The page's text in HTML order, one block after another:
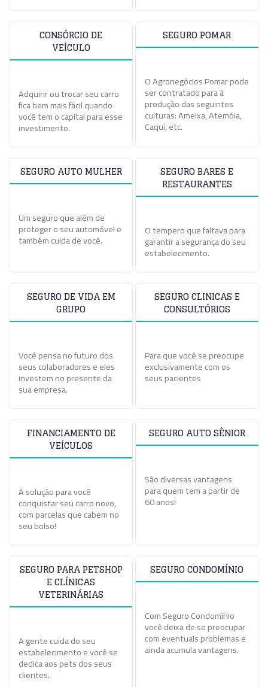
CONSÓRCIO DE
VEÍCULO
Adquirir ou trocar seu carro
fica bem mais fácil quando
você tem o capital para esse
investimento.
SEGURO POMAR
O Agronegócios Pomar pode
ser contratado para à
produção das seguintes
culturas: Ameixa, Atemóia,
Caqui, etc.
SEGURO AUTO MULHER
Um seguro que além de
proteger o seu automóvel e
também cuida de você.
SEGURO BARES E
RESTAURANTES
O tempero que faltava para
garantir a segurança do seu
estabelecimento.
SEGURO DE VIDA EM
GRUPO
Você pensa no futuro dos
seus colaboradores e eles
investem no presente da
sua empresa.
SEGURO CLINICAS E
CONSULTÓRIOS
Para que você se preocupe
exclusivamente com os
seus pacientes
FINANCIAMENTO DE
VEÍCULOS
A solução para você
conquistar seu carro novo,
com parcelas que cabem no
seu bolso!
SEGURO AUTO SÊNIOR
São diversas vantagens
para quem tem a partir de
60 anos!
SEGURO PARA PETSHOP
E CLÍNICAS
VETERINÁRIAS
A gente cuida do seu
estabelecimento e você se
dedica aos pets dos seus
clientes.
SEGURO CONDOMÍNIO
Com Seguro Condomínio
você deixa de se preocupar
com eventuais problemas e
ainda acumula vantagens.